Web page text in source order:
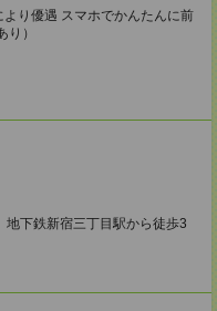
り優遇 スマホでかんたんに前
）
下鉄新宿三丁目駅から徒歩3